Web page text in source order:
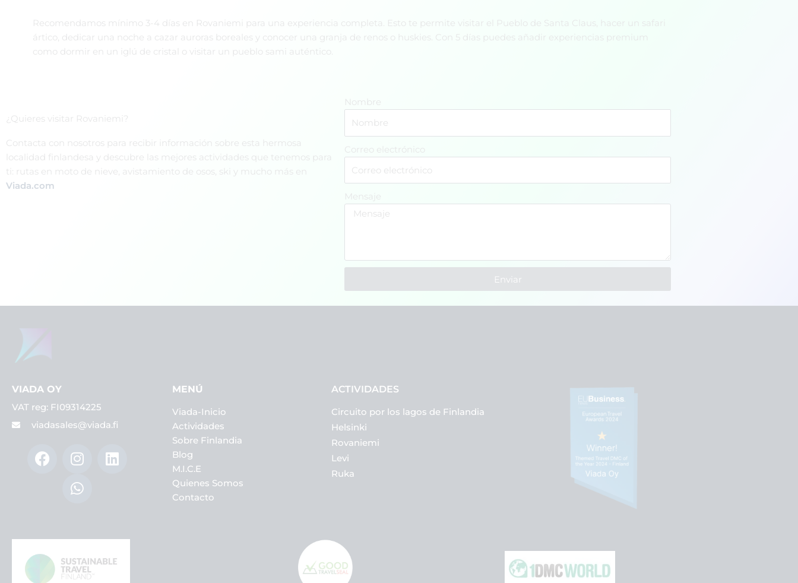
Recomendamos mínimo 3-4 días en Rovaniemi para una experiencia completa. Esto te permite visitar el Pueblo de Santa Claus, hacer un safari
ártico, dedicar una noche a cazar auroras boreales y conocer una granja de renos o huskies. Con 5 días puedes añadir experiencias premium
como dormir en un iglú de cristal o visitar un pueblo sami auténtico.
¿Quieres visitar Rovaniemi?
Contacta con nosotros para recibir información sobre esta hermosa
localidad finlandesa y descubre las mejores actividades que tenemos para
ti: rutas en moto de nieve, avistamiento de osos, ski y mucho más en
Viada.com
Nombre
Correo electrónico
Mensaje
Enviar
VIADA OY
VAT reg: FI09314225
viadasales@viada.fi
F
a
o
k
I
n
s
t
r
a
m
L
i
i
n
W
h
a
t
p
p
MENÚ
Viada-Inicio
Actividades
Sobre Finlandia
Blog
M.I.C.E
Quienes Somos
Contacto
ACTIVIDADES
Circuito por los lagos de Finlandia
Helsinki
Rovaniemi
Levi
Ruka